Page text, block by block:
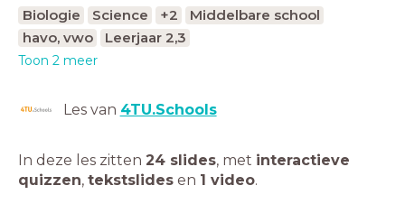
Biologie Science +2
Middelbare school
havo, vwo
Leerjaar 2,3
Toon 2 meer
Les van 4TU.Schools
In deze les zitten 24 slides, met interactieve
quizzen, tekstslides en 1 video.